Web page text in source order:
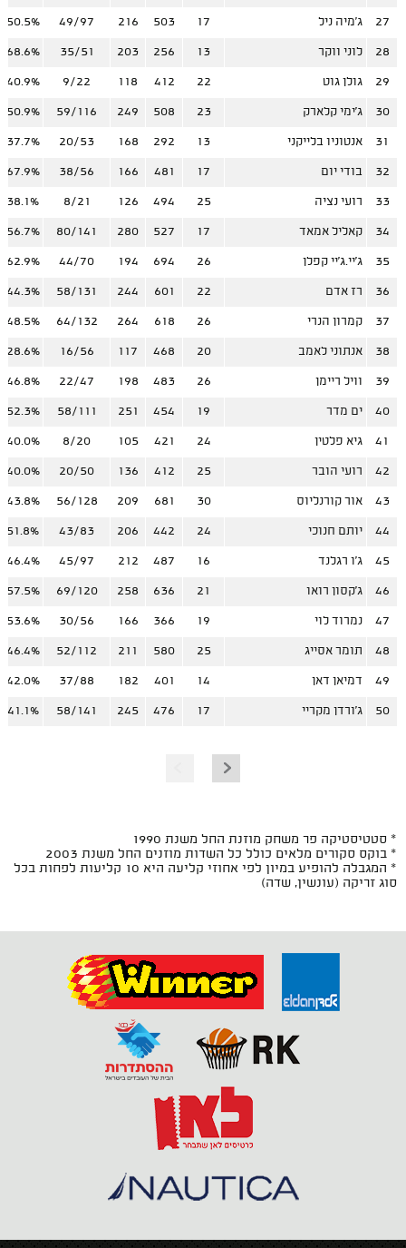
27 ג'מיה ניל 17
503
216
49/97
50.5%
28 לוני ווקר 13
256
203
35/51
68.6%
29 גולן גוט 22
412
118
9/22
40.9%
30 ג'ימי קלארק 23
508
249
59/116
50.9%
31 אנטוניו בלייקני 13
292
168
20/53
37.7%
32 בודי יום 17
481
166
38/56
67.9%
33 רועי נציה 25
494
126
8/21
38.1%
34 קאליל אמאד 17
527
280
80/141
56.7%
35 ג'יי.ג'יי קפלן 26
694
194
44/70
62.9%
36 רז אדם 22
601
244
58/131
44.3%
37 קמרון הנרי 26
618
264
64/132
48.5%
38 אנתוני לאמב 20
468
117
16/56
28.6%
39 וויל ריימן 26
483
198
22/47
46.8%
40 ים מדר 19
454
251
58/111
52.3%
41 גיא פלטין 24
421
105
8/20
40.0%
42 רועי הובר 25
412
136
20/50
40.0%
43 אור קורנליוס 30
681
209
56/128
43.8%
44 יותם חנוכי 24
442
206
43/83
51.8%
45 ג'ו רגלנד 16
487
212
45/97
46.4%
46 ג'קסון רואו 21
636
258
69/120
57.5%
47 נמרוד לוי 19
366
166
30/56
53.6%
48 תומר אסייג 25
580
211
52/112
46.4%
49 דמיאן דאן 14
401
182
37/88
42.0%
50 ג'ורדן מקריי 17
476
245
58/141
41.1%
* סטטיסטיקה פר משחק מוזנת החל משנת 1990
* בוקס סקורים מלאים כולל כל השדות מוזנים החל משנת 2003
* המגבלה להופיע במיון לפי אחוזי קליעה היא 10 קליעות לפחות בכל
סוג זריקה (עונשין, שדה)